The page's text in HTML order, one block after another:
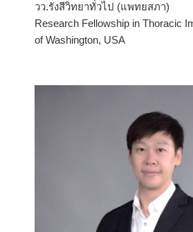
วว.รังสีวิทยาทั่วไป (แพทยสภา)
Research Fellowship in Thoracic
of Washington, USA